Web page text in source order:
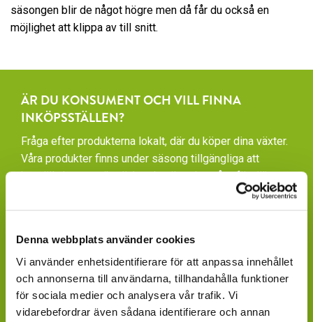
Denna webbplats använder cookies
Vi använder enhetsidentifierare för att anpassa innehållet
och annonserna till användarna, tillhandahålla funktioner
för sociala medier och analysera vår trafik. Vi
vidarebefordrar även sådana identifierare och annan
säsongen blir de något högre men då får du också en
möjlighet att klippa av till snitt.
ÄR DU KONSUMENT OCH VILL FINNA
INKÖPSSTÄLLEN?
Fråga efter produkterna lokalt, där du köper dina växter.
Våra produkter finns under säsong tillgängliga att
beställa hos ett rikstäckande nätverk av återförsäljare
Hornbach, Plantagen, Bauhaus, Bogrönt och många
fristående GardenCenter och Handelsträdgårdar.
LIVSMEDELSBUTIKER: Dagligvaruhandelskedjorna
tillhandahåller ett begränsat utbud.